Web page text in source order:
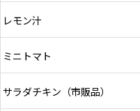
レモン汁
ミニトマト
サラダチキン（市販品）